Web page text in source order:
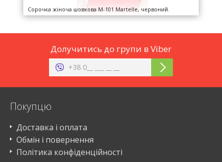
Сорочка жіноча шовкова М-101 Martelle, червоний.
Долучитись до групи в Viber
Покупцю
Доставка і оплата
Обмін і повернення
Політика конфіденційності